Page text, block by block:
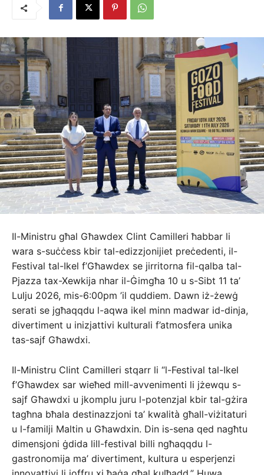
Il-Ministru għal Għawdex Clint Camilleri ħabbar li
wara s-suċċess kbir tal-edizzjonijiet preċedenti, il-
Festival tal-Ikel f’Għawdex se jirritorna fil-qalba tal-
Pjazza tax-Xewkija nhar il-Ġimgħa 10 u s-Sibt 11 ta’
Lulju 2026, mis-6:00pm ’il quddiem. Dawn iż-żewġ
serati se jgħaqqdu l-aqwa ikel minn madwar id-dinja,
divertiment u inizjattivi kulturali f’atmosfera unika
tas-sajf Għawdxi.
Il-Ministru Clint Camilleri stqarr li “l-Festival tal-Ikel
f’Għawdex sar wieħed mill-avvenimenti li jżewqu s-
sajf Għawdxi u jkomplu juru l-potenzjal kbir tal-gżira
tagħna bħala destinazzjoni ta’ kwalità għall-viżitaturi
u l-familji Maltin u Għawdxin. Din is-sena qed nagħtu
dimensjoni ġdida lill-festival billi ngħaqqdu l-
gastronomija ma’ divertiment, kultura u esperjenzi